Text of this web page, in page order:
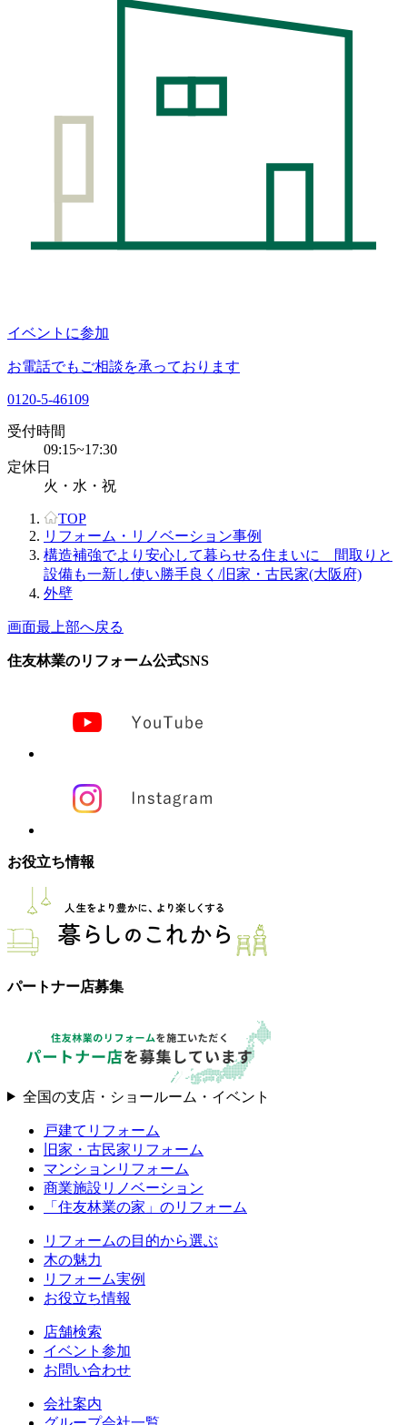
イベントに参加
お電話でもご相談を承っております
0120-5-46109
受付時間
09:15~17:30
定休日
火・水・祝
TOP
リフォーム・リノベーション事例
構造補強でより安心して暮らせる住まいに 間取りと
設備も一新し使い勝手良く/旧家・古民家(大阪府)
外壁
画面最上部へ戻る
住友林業のリフォーム公式SNS
お役立ち情報
パートナー店募集
全国の支店・ショールーム・イベント
戸建てリフォーム
旧家・古民家リフォーム
マンションリフォーム
商業施設リノベーション
「住友林業の家」のリフォーム
リフォームの目的から選ぶ
木の魅力
リフォーム実例
お役立ち情報
店舗検索
イベント参加
お問い合わせ
会社案内